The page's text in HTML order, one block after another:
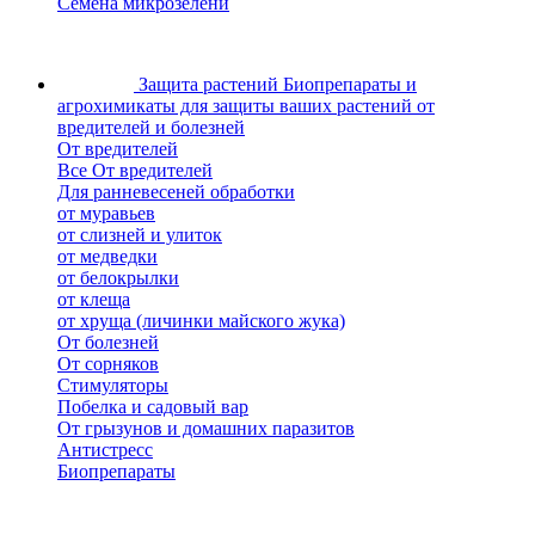
Защита растений Биопрепараты и
агрохимикаты для защиты ваших растений от
вредителей и болезней
От вредителей
Все От вредителей
Для ранневесеней обработки
от муравьев
от слизней и улиток
от медведки
от белокрылки
от клеща
от хруща (личинки майского жука)
От болезней
От сорняков
Стимуляторы
Побелка и садовый вар
От грызунов и домашних паразитов
Антистресс
Биопрепараты